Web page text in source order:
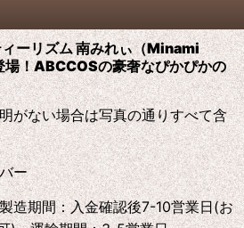
ーリズム 南みれぃ（Minami
場！ABCCOSの豪奢なぴかぴかの
がない場合は写真の通りすべて含
ー
造期間：入金確認後7-10営業日(お